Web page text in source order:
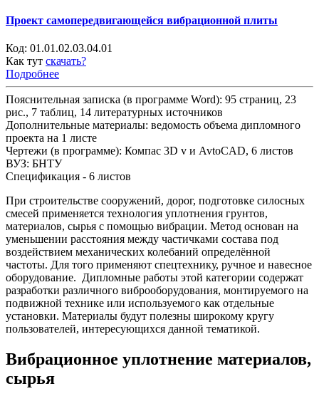
Проект самопередвигающейся вибрационной плиты
Код: 01.01.02.03.04.01
Как тут скачать?
Подробнее
Пояснительная записка (в программе Word): 95 страниц, 23
рис., 7 таблиц, 14 литературных источников
Дополнительные материалы: ведомость объема дипломного
проекта на 1 листе
Чертежи (в программе): Компас 3D v и AvtoCAD, 6 листов
ВУЗ: БНТУ
Спецификация - 6 листов
При строительстве сооружений, дорог, подготовке силосных
смесей применяется технология уплотнения грунтов,
материалов, сырья с помощью вибрации. Метод основан на
уменьшении расстояния между частичками состава под
воздействием механических колебаний определённой
частоты. Для того применяют спецтехнику, ручное и навесное
оборудование. Дипломные работы этой категории содержат
разработки различного виброоборудования, монтируемого на
подвижной технике или используемого как отдельные
установки. Материалы будут полезны широкому кругу
пользователей, интересующихся данной тематикой.
Вибрационное уплотнение материалов,
сырья